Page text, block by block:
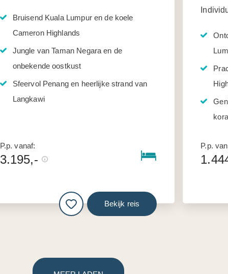
Bruisend Kuala Lumpur en de koele
Cameron Highlands
Jungle van Taman Negara en de
onbekende oostkust
Sfeervol Penang en heerlijke strand van
Langkawi
P.p. vanaf:
3.195,-
Bekijk reis
P.p.